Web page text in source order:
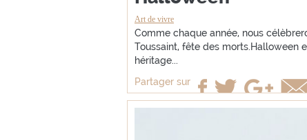
Art de vivre
Comme chaque année, nous
Toussaint, fête des morts.Halloween
héritage...
Partager sur